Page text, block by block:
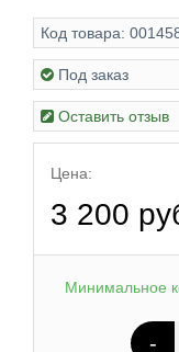
Код товара:
Под заказ
Оставить отзыв
Цена:
3 200
Минимальное
-